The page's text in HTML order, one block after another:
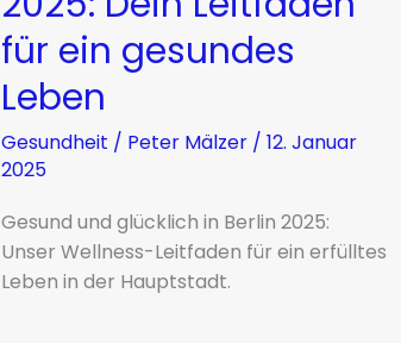
für ein gesundes
Leben
Gesundheit / Peter Mälzer /12. Januar
2025
Gesund und glücklich in Berlin 2025:
Unser Wellness-Leitfaden für ein erfülltes
Leben in der Hauptstadt.